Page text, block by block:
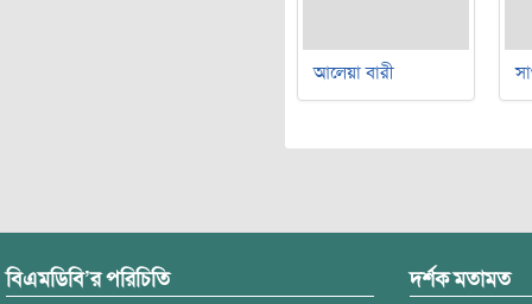
আলেয়া বারী
বিএমডিবি’র পরিচিতি দর্শক মতামত